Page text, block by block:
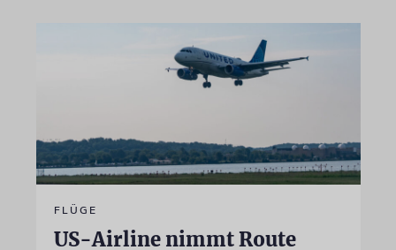
FLÜGE
US-Airline nimmt Route